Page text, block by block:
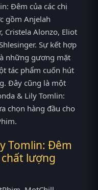
Đêm của các chị
gồm Anjelah
Cristela Alonzo, Eliot
Sự kết hợp
những gương mặt
tác phẩm cuốn hút
Đây cũng là một
& Lily Tomlin:
chọn hàng đầu cho
Tomlin: Đêm
chất lượng